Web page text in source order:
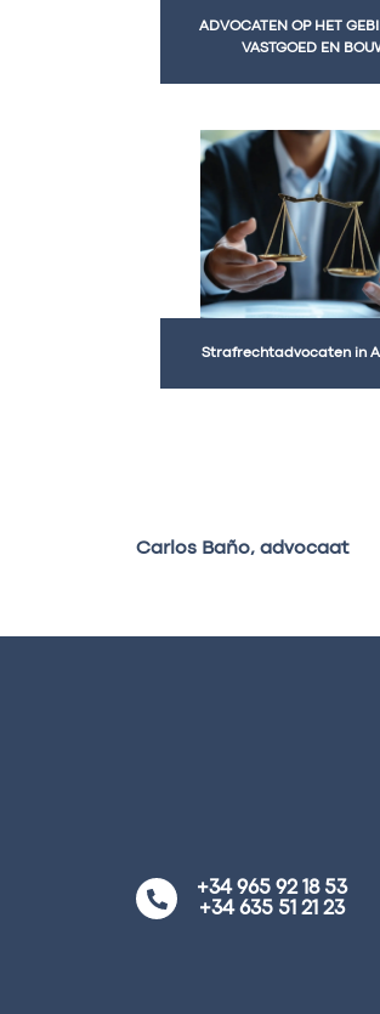
ADVOCATEN OP HET
VASTGOED EN
Strafrechtadvocaten in
Carlos Baño, advocaat
+34 965 92 18 53
+34 635 51 21 23